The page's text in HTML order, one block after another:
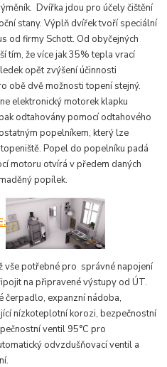
Dvířka jdou pro účely čištění
stany. Výplň dvířek tvoří speciální
od firmy Schott. Od obyčejných
tím, že více jak 35% tepla vrací
opět zvýšení účinnosti
obě dvě možnosti topení stejný.
elektronický motorek klapku
odtahovány pomocí odtahového
popelníkem, který lze
Popel do popelníku padá
motoru otvírá v předem daných
popílek.
vše potřebné pro správné napojení
na připravené výstupy od ÚT.
čerpadlo, expanzní nádoba,
nízkoteplotní korozi, bezpečnostní
ventil 95°C pro
odvzdušňovací ventil a